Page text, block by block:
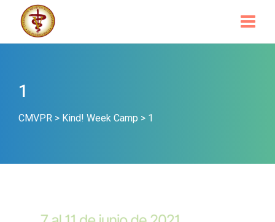
1
CMVPR > Kind! Week Camp > 1